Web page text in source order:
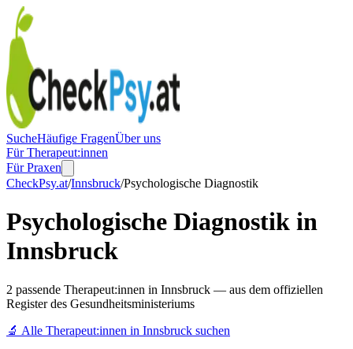
SucheHäufige FragenÜber uns
Für Therapeut:innen
Für Praxen
CheckPsy.at/Innsbruck/Psychologische Diagnostik
Psychologische Diagnostik in
Innsbruck
2 passende Therapeut:innen in Innsbruck — aus dem offiziellen
Register des Gesundheitsministeriums
🔬 Alle Therapeut:innen in Innsbruck suchen